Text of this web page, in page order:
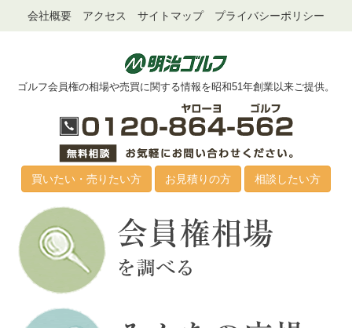
会社概要 アクセス サイトマップ プライバシーポリシー
ゴルフ会員権の相場や売買に関する情報を昭和51年創業以来ご提供。
買いたい・売りたい方 お見積りの方 相談したい方